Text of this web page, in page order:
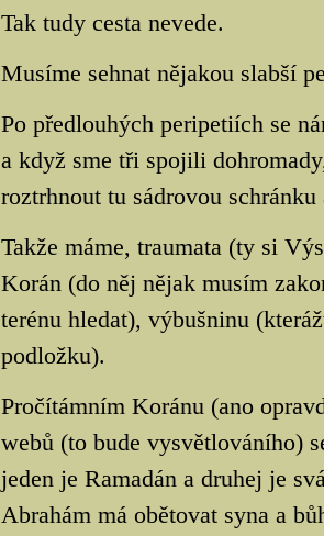
Tak tudy cesta nevede.
Musíme sehnat nějakou slabší
Po předlouhých peripetiích se
a když sme tři spojili
roztrhnout tu sádrovou
Takže máme, traumata (ty si
Korán (do něj nějak musím
terénu hledat), výbušninu
podložku).
Pročítámním Koránu (ano
webů (to bude vysvětlováního)
jeden je Ramadán a druhej je
Abrahám má obětovat syna a